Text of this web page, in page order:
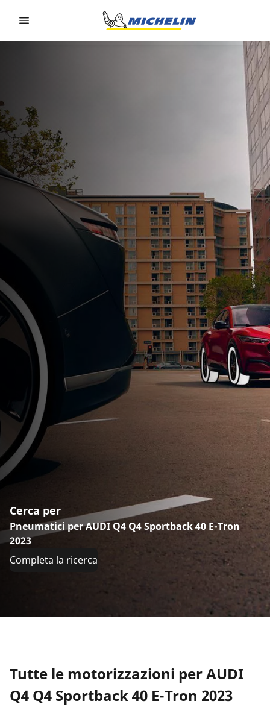
Cerca per
Pneumatici per AUDI Q4 Q4 Sportback 40 E-Tron
2023
Completa la ricerca
Tutte le motorizzazioni per AUDI
Q4 Q4 Sportback 40 E-Tron 2023